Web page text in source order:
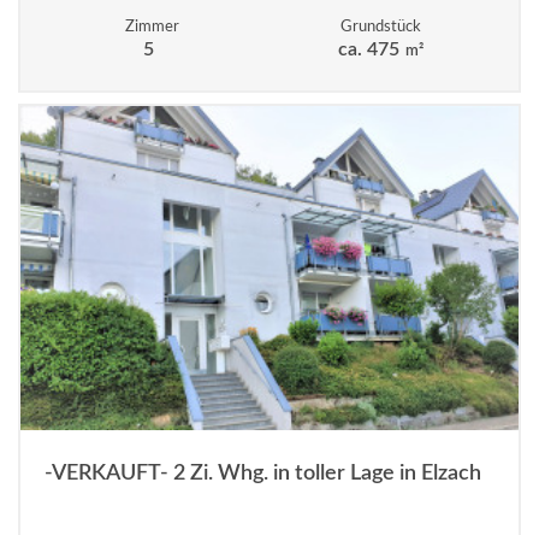
Zimmer
5
Grundstück
ca. 475 m²
-VERKAUFT- 2 Zi. Whg. in toller Lage in Elzach